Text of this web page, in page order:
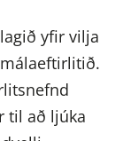
yfir vilja
til að ljúka